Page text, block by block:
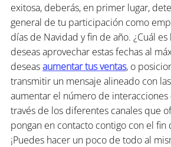
exitosa, deberás, en primer lugar,
general de tu participación como
días de Navidad y fin de año. ¿Cuál
deseas aprovechar estas fechas al
deseas aumentar tus ventas, o
transmitir un mensaje alineado con
aumentar el número de interacciones
través de los diferentes canales que
pongan en contacto contigo con el fin
¡Puedes hacer un poco de todo al